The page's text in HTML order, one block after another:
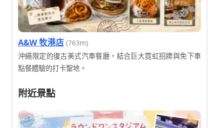
A&W 牧港店 (763m)
沖繩限定的復古美式汽車餐廳，結合巨大霓虹招牌與免下車
點餐體驗的打卡聖地。
附近景點